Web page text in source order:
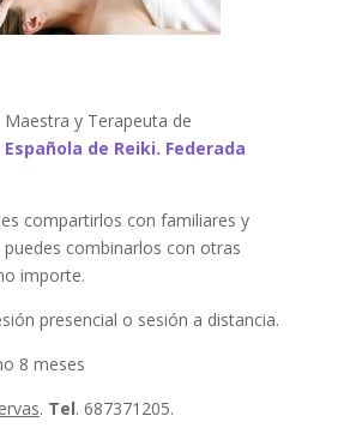
Maestra y Terapeuta de
de Reiki. Federada
compartirlos con familiares y
combinarlos con otras
importe.
presencial o sesión a distancia.
8 meses
. Tel. 687371205.